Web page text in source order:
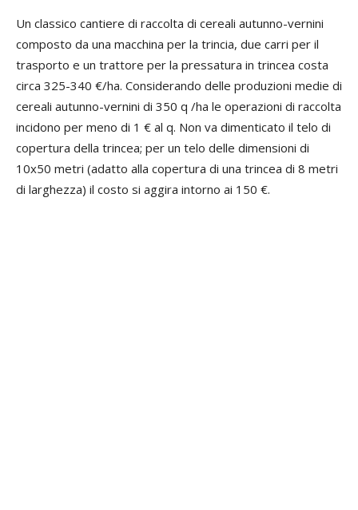
Un classico cantiere di raccolta di cereali autunno-vernini
composto da una macchina per la trincia, due carri per il
trasporto e un trattore per la pressatura in trincea costa
circa 325-340 €/ha. Considerando delle produzioni medie di
cereali autunno-vernini di 350 q /ha le operazioni di raccolta
incidono per meno di 1 € al q. Non va dimenticato il telo di
copertura della trincea; per un telo delle dimensioni di
10x50 metri (adatto alla copertura di una trincea di 8 metri
di larghezza) il costo si aggira intorno ai 150 €.